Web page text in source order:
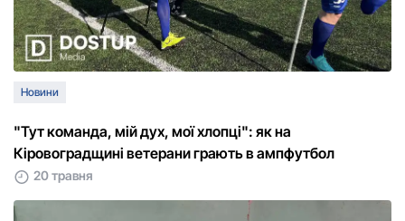
Новини
"Тут команда, мій дух, мої хлопці": як на
Кіровоградщині ветерани грають в ампфутбол
20 травня